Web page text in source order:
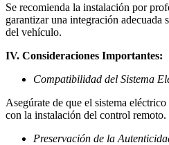
Se recomienda la instalación por
garantizar una integración adecuada
del vehículo.
IV. Consideraciones Importantes:
Compatibilidad del Sistema
Asegúrate de que el sistema
con la instalación del control remoto.
Preservación de la